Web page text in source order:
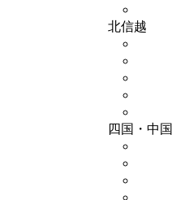
北信越
四国・中国